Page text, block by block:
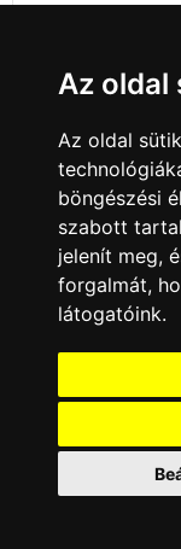
Minden
A
Az oldal
Az oldal
böngészési
szabott
jelenít meg,
forgalmát,
látogatóink.